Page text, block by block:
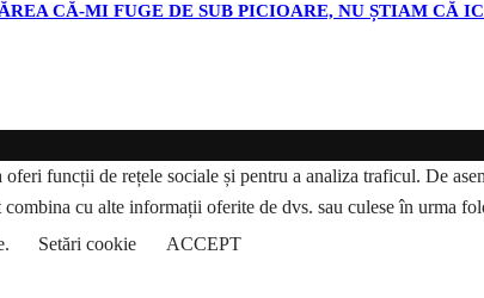
CĂ-MI FUGE DE SUB PICIOARE, NU ȘTIAM CĂ
funcții de rețele sociale și pentru a analiza traficul. De
cu alte informații oferite de dvs. sau culese în urma
Setări cookie ACCEPT